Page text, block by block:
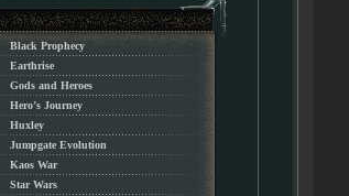
Black Prophecy
Earthrise
Gods and Heroes
Hero’s Journey
Huxley
Jumpgate Evolution
Kaos War
Star Wars